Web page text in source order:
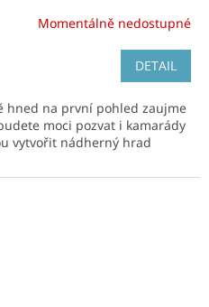
Momentálně nedostupné
DETAIL
hned na první pohled zaujme
moci pozvat i kamarády
vytvořit nádherný hrad